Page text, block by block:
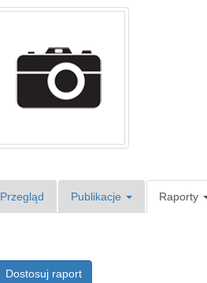
Przegląd Publikacje Raporty
Dostosuj raport